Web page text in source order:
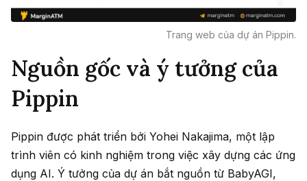
Trang web của dự án Pippin.
Nguồn gốc và ý tưởng của
Pippin
Pippin được phát triển bởi Yohei Nakajima, một lập
trình viên có kinh nghiệm trong việc xây dựng các ứng
dụng AI. Ý tưởng của dự án bắt nguồn từ BabyAGI,